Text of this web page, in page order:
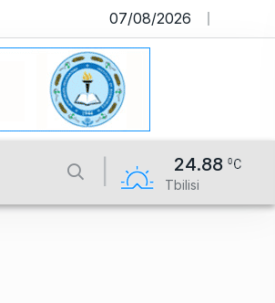
საიტი მუშაობს სატესტო რეჟიმში
07/08/2026
24.88
Tbilisi